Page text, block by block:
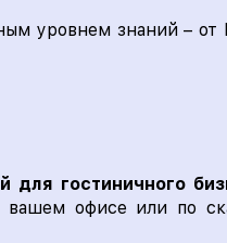
уровнем знаний – от
для гостиничного
офисе или по